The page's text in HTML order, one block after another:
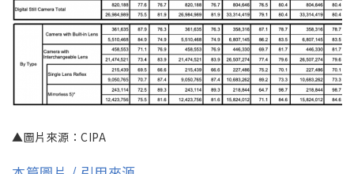
▲圖片來源：CIPA